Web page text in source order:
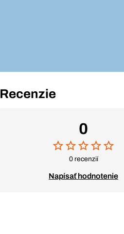
Recenzie
0
0 recenzií
Napísať hodnotenie